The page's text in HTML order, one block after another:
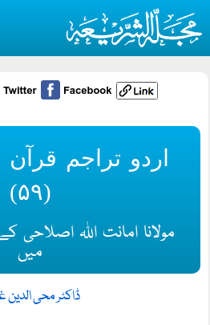
اردو تراجم
(۵۹)
مولانا امانت اللہ اصلاحی
میں
ڈاکٹر محی الدین